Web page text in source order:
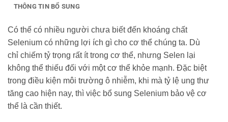
THÔNG TIN BỔ SUNG
Có thể có nhiều người chưa biết đến khoáng chất
Selenium có những lợi ích gì cho cơ thể chúng ta. Dù
chỉ chiếm tỷ trọng rất ít trong cơ thể, nhưng Selen lại
không thể thiếu đối với một cơ thể khỏe mạnh. Đặc biệt
trong điều kiện môi trường ô nhiễm, khi mà tỷ lệ ung thư
tăng cao hiện nay, thì việc bổ sung Selenium bảo vệ cơ
thể là cần thiết.